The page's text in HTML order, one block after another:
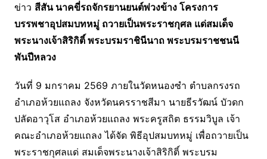
ข่าว สีสัน นาคขี่รถจักรยานยนต์พ่วงข้าง โครงการ
บรรพชาอุปสมบทหมู่ ถวายเป็นพระราชกุศล แด่สมเด็จ
พระนางเจ้าสิริกิติ์ พระบรมราชินีนาถ พระบรมราชชนนี
พันปีหลวง
วันที่ 9 มกราคม 2569 ภายในวัดหนองซำ ตำบลกรงรถ
อำเภอห้วยแถลง จังหวัดนครราชสีมา นายธีรวัฒน์ บัวดก
ปลัดอาวุโส อำเภอห้วยแถลง พระครูสถิต ธรรมวิบูล เจ้า
คณะอำเภอห้วยแถลง ได้จัด พิธีอุปสมบทหมู่ เพื่อถวายเป็น
พระราชกุศลแด่ สมเด็จพระนางเจ้าสิริกิติ์ พระบรม